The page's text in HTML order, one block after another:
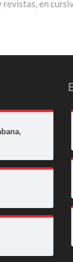
revistas, en